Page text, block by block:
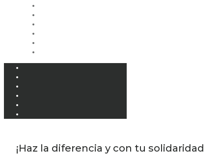
¡Haz la diferencia y con tu solidaridad